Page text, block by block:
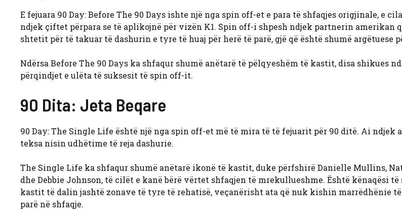
E fejuara 90 Day: Before The 90 Days ishte një nga spin off-et e para të shfaqjes origjinale, e
ndjek çiftet përpara se të aplikojnë për vizën K1. Spin off-i shpesh ndjek partnerin amerikan
shtetit për të takuar të dashurin e tyre të huaj për herë të parë, gjë që është shumë argëtuese
Ndërsa Before The 90 Days ka shfaqur shumë anëtarë të pëlqyeshëm të kastit, disa shikues
përqindjet e ulëta të suksesit të spin off-it.
90 Dita: Jeta Beqare
90 Day: The Single Life është një nga spin off-et më të mira të të fejuarit për 90 ditë. Ai ndjek
teksa nisin udhëtime të reja dashurie.
The Single Life ka shfaqur shumë anëtarë ikonë të kastit, duke përfshirë Danielle Mullins,
dhe Debbie Johnson, të cilët e kanë bërë vërtet shfaqjen të mrekullueshme. Është kënaqësi të
kastit të dalin jashtë zonave të tyre të rehatisë, veçanërisht ata që nuk kishin marrëdhënie
parë në shfaqje.